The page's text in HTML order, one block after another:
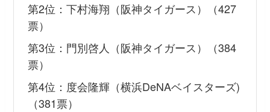
第2位：下村海翔（阪神タイガース）（427
票）
第3位：門別啓人（阪神タイガース）（384
票）
第4位：度会隆輝（横浜DeNAベイスターズ)
（381票）